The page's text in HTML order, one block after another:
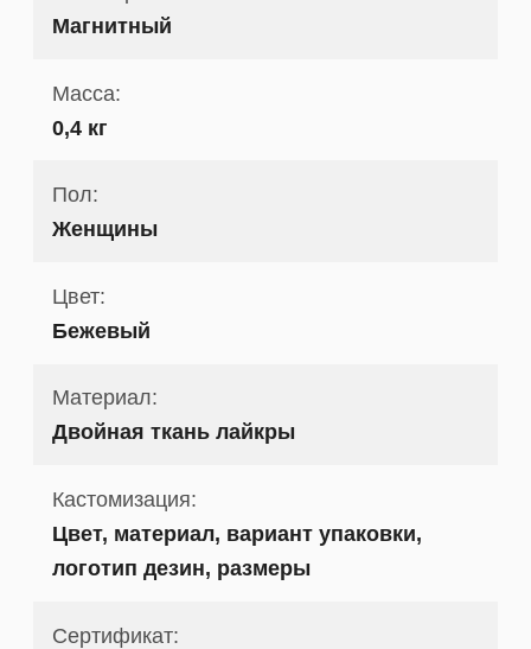
Магнитный
Масса:
0,4 кг
Пол:
Женщины
Цвет:
Бежевый
Материал:
Двойная ткань лайкры
Кастомизация:
Цвет, материал, вариант упаковки,
логотип дезин, размеры
Сертификат: